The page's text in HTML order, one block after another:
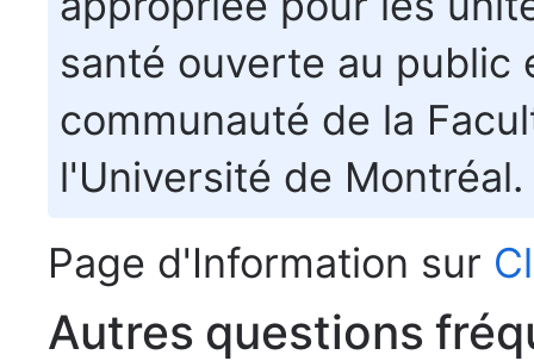
santé ouverte au public
communauté de la
l'Université de Montréal.
Page d'Information sur
Autres questions